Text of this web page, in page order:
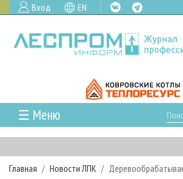
Вход EN
☰ Меню
ГЛАВНАЯ
РУБРИКИ И ТЕМЫ
РУБРИКИ ЖУРНАЛА
Главная Новости ЛПК